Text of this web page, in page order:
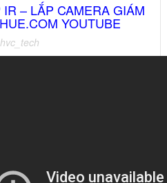
– LẮP CAMERA GIÁM
YOUTUBE
hvc_tech